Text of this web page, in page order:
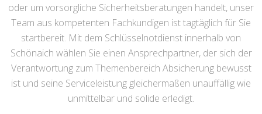
oder um vorsorgliche Sicherheitsberatungen handelt, unser
Team aus kompetenten Fachkundigen ist tagtäglich für Sie
startbereit. Mit dem Schlüsselnotdienst innerhalb von
Schönaich wählen Sie einen Ansprechpartner, der sich der
Verantwortung zum Themenbereich Absicherung bewusst
ist und seine Serviceleistung gleichermaßen unauffällig wie
unmittelbar und solide erledigt.